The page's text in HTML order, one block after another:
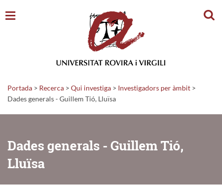
Portada > Recerca > Qui investiga > Investigadors per àmbit >
Dades generals - Guillem Tió, Lluïsa
Dades generals - Guillem Tió,
Lluïsa